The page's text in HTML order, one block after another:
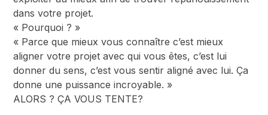
dans votre projet.
« Pourquoi ? »
« Parce que mieux vous connaître c’est mieux
aligner votre projet avec qui vous êtes, c’est lui
donner du sens, c’est vous sentir aligné avec lui. Ça
donne une puissance incroyable. »
ALORS ? ÇA VOUS TENTE?